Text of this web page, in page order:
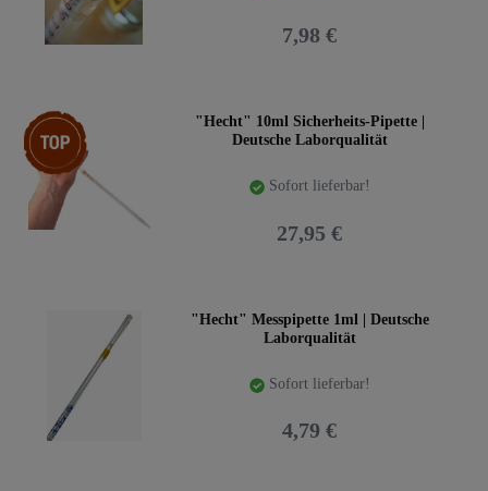
7,98 €
Top-Artikel
"Hecht" 10ml Sicherheits-Pipette |
Deutsche Laborqualität
Sofort lieferbar!
27,95 €
"Hecht" Messpipette 1ml | Deutsche
Laborqualität
Sofort lieferbar!
4,79 €